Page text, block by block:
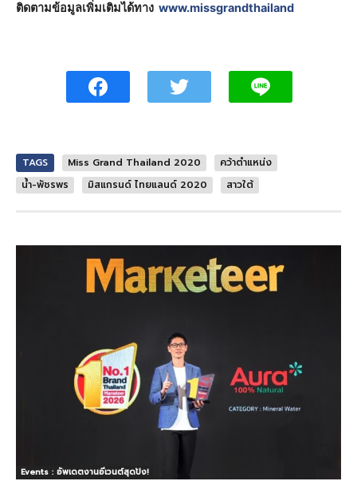
ติดตามข้อมูลเพิ่มเติมได้ทาง www.missgrandthailand
TAGS Miss Grand Thailand 2020
คว้าตำแหน่ง
น้ำ-พัชรพร
มิสแกรนด์ ไทยแลนด์ 2020 สาวใต้
Events : อัพเดตงานอีเวนต์สุดปัง!